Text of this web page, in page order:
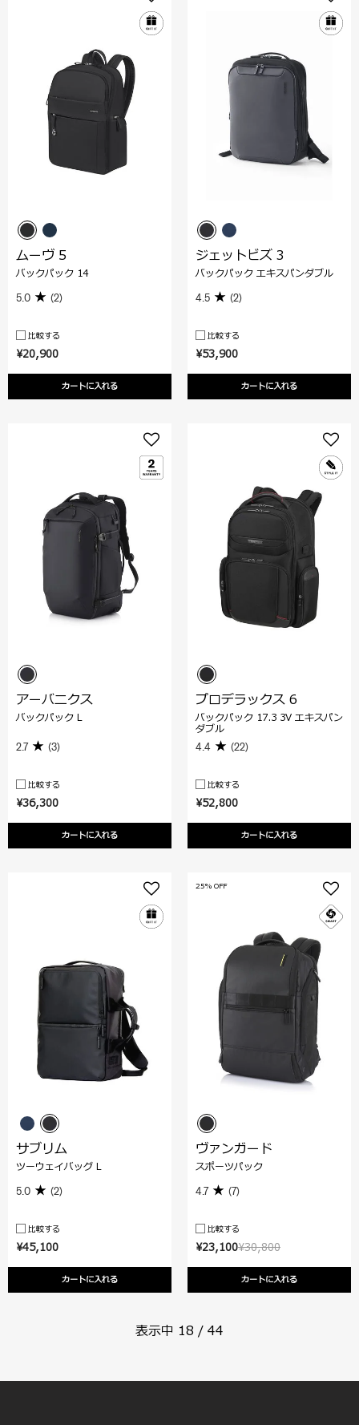
¥20,900
カートに入れる
ムーヴ 5
バックパック 14
5.0 (2)
比較する
¥53,900
カートに入れる
ジェットビズ 3
バックパック エキスパンダブル
4.5 (2)
比較する
¥36,300
カートに入れる
アーバニクス
バックパック L
2.7 (3)
比較する
¥52,800
カートに入れる
プロデラックス 6
バックパック 17.3 3V エキスパン
ダブル
4.4 (22)
比較する
¥45,100
カートに入れる
サブリム
ツーウェイバッグ L
5.0 (2)
比較する
¥30,800
¥23,100
カートに入れる
25% OFF
ヴァンガード
スポーツパック
4.7 (7)
比較する
表示中 18 / 44